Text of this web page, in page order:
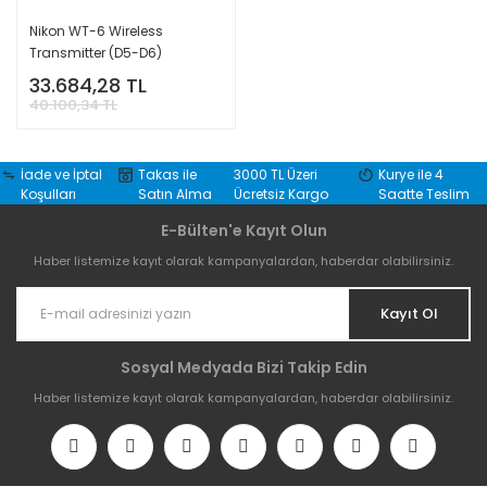
Nikon WT-6 Wireless
Transmitter (D5-D6)
33.684,28 TL
40.100,34 TL
İade ve İptal
Koşulları
Takas ile
Satın Alma
3000 TL Üzeri
Ücretsiz Kargo
Kurye ile 4
Saatte Teslim
E-Bülten'e Kayıt Olun
Haber listemize kayıt olarak kampanyalardan, haberdar olabilirsiniz.
Kayıt Ol
Sosyal Medyada Bizi Takip Edin
Haber listemize kayıt olarak kampanyalardan, haberdar olabilirsiniz.